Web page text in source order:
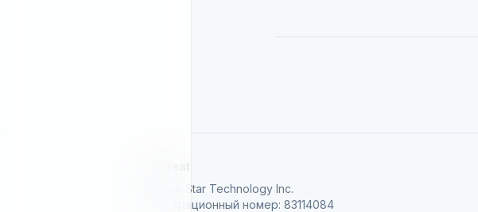
Neutron Star Technology Inc.
Регистрационный номер: 83114084